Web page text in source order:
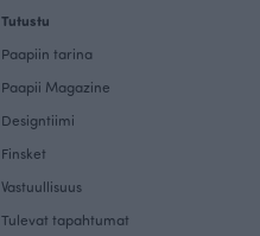
Tutustu
Paapiin tarina
Paapii Magazine
Designtiimi
Finsket
Vastuullisuus
Tulevat tapahtumat